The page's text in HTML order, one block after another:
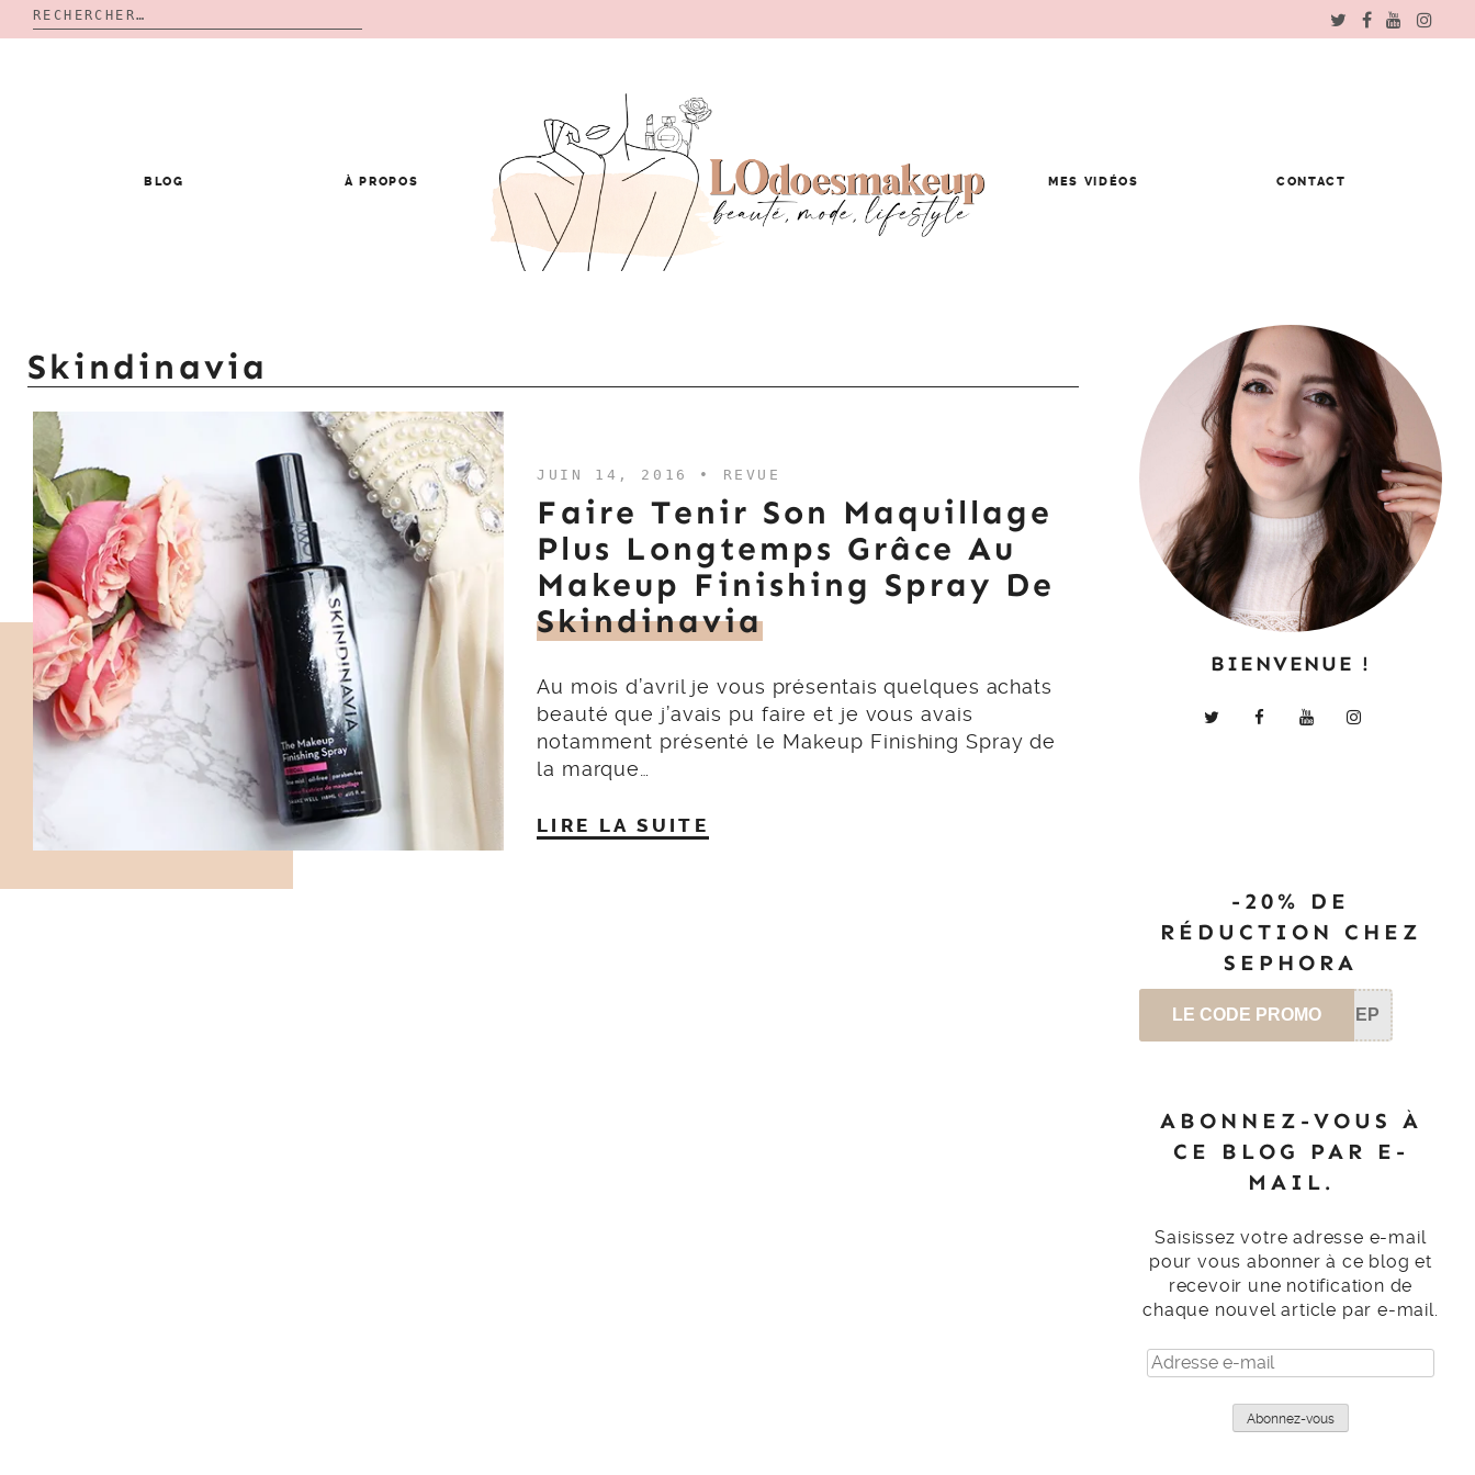
Rechercher :
BLOG À PROPOS MES VIDÉOS CONTACT
Skindinavia
JUIN 14, 2016 • REVUE
Faire Tenir Son Maquillage
Plus Longtemps Grâce Au
Makeup Finishing Spray De
Skindinavia
Au mois d’avril je vous présentais quelques achats
beauté que j’avais pu faire et je vous avais
notamment présenté le Makeup Finishing Spray de
la marque…
LIRE LA SUITE
BIENVENUE !
-20% DE
RÉDUCTION CHEZ
SEPHORA
LE CODE PROMO SEP
ABONNEZ-VOUS À
CE BLOG PAR E-
MAIL.
Saisissez votre adresse e-mail
pour vous abonner à ce blog et
recevoir une notification de
chaque nouvel article par e-mail.
Adresse
e-
Abonnez-vous